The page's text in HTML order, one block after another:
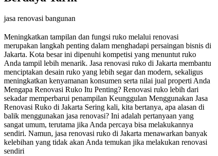
jasa renovasi bangunan
Meningkatkan tampilan dan fungsi ruko melalui renovasi
merupakan langkah penting dalam menghadapi persaingan bisnis di
Jakarta. Kota besar ini dipenuhi kompetisi yang menuntut ruko
Anda tampil lebih menarik. Jasa renovasi ruko di Jakarta membantu
menciptakan desain ruko yang lebih segar dan modern, sekaligus
meningkatkan kenyamanan konsumen serta nilai jual properti Anda
Mengapa Renovasi Ruko Itu Penting? Renovasi ruko lebih dari
sekadar memperbarui penampilan Keunggulan Menggunakan Jasa
Renovasi Ruko di Jakarta Sering kali, kita bertanya, apa alasan di
balik menggunakan jasa renovasi? Ini adalah pertanyaan yang
sangat umum, terutama jika Anda percaya bisa melakukannya
sendiri. Namun, jasa renovasi ruko di Jakarta menawarkan banyak
kelebihan yang tidak akan Anda temukan jika melakukan renovasi
sendiri